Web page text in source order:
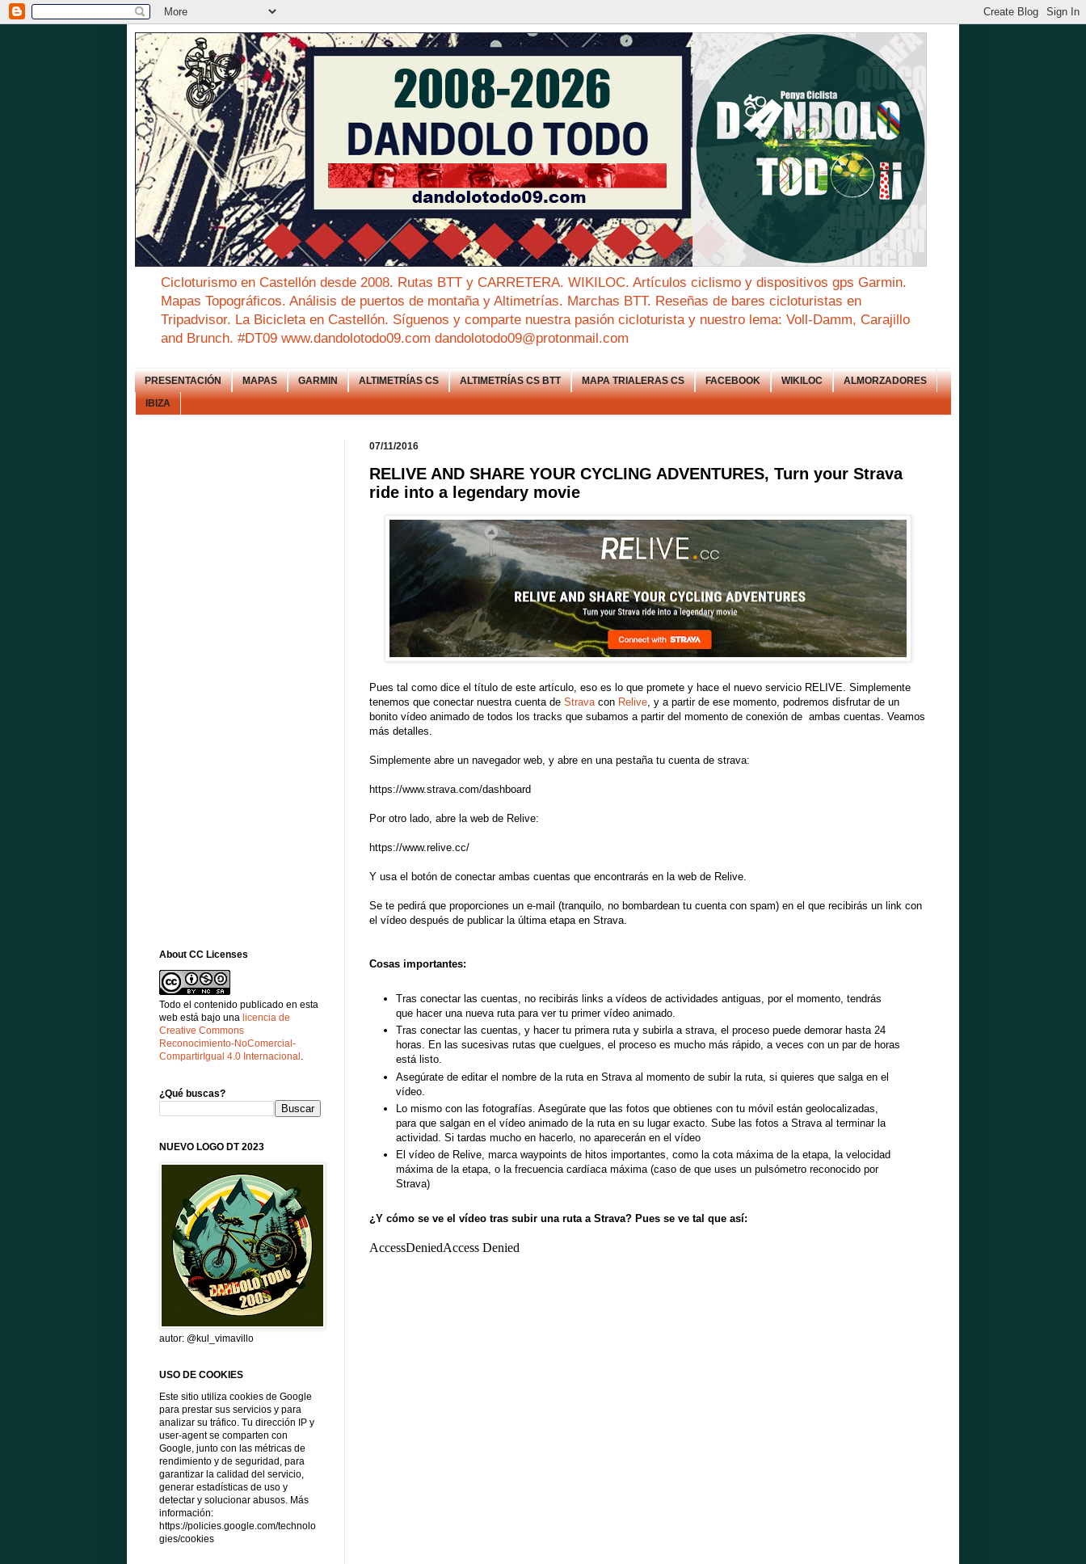
Cicloturismo en Castellón desde 2008. Rutas BTT y CARRETERA. WIKILOC. Artículos ciclismo y dispositivos gps Garmin.
Mapas Topográficos. Análisis de puertos de montaña y Altimetrías. Marchas BTT. Reseñas de bares cicloturistas en
Tripadvisor. La Bicicleta en Castellón. Síguenos y comparte nuestra pasión cicloturista y nuestro lema: Voll-Damm, Carajillo
and Brunch. #DT09 www.dandolotodo09.com dandolotodo09@protonmail.com
PRESENTACIÓN MAPAS GARMIN ALTIMETRÍAS CS ALTIMETRÍAS CS BTT MAPA TRIALERAS CS FACEBOOK WIKILOC ALMORZADORES
IBIZA
07/11/2016
RELIVE AND SHARE YOUR CYCLING ADVENTURES, Turn your Strava
ride into a legendary movie
Pues tal como dice el título de este artículo, eso es lo que promete y hace el nuevo servicio RELIVE. Simplemente
tenemos que conectar nuestra cuenta de Strava con Relive, y a partir de ese momento, podremos disfrutar de un
bonito vídeo animado de todos los tracks que subamos a partir del momento de conexión de ambas cuentas. Veamos
más detalles.
Simplemente abre un navegador web, y abre en una pestaña tu cuenta de strava:
https://www.strava.com/dashboard
Por otro lado, abre la web de Relive:
https://www.relive.cc/
Y usa el botón de conectar ambas cuentas que encontrarás en la web de Relive.
Se te pedirá que proporciones un e-mail (tranquilo, no bombardean tu cuenta con spam) en el que recibirás un link con
el vídeo después de publicar la última etapa en Strava.
Cosas importantes:
Tras conectar las cuentas, no recibirás links a vídeos de actividades antiguas, por el momento, tendrás
que hacer una nueva ruta para ver tu primer vídeo animado.
Tras conectar las cuentas, y hacer tu primera ruta y subirla a strava, el proceso puede demorar hasta 24
horas. En las sucesivas rutas que cuelgues, el proceso es mucho más rápido, a veces con un par de horas
está listo.
Asegúrate de editar el nombre de la ruta en Strava al momento de subir la ruta, si quieres que salga en el
vídeo.
Lo mismo con las fotografías. Asegúrate que las fotos que obtienes con tu móvil están geolocalizadas,
para que salgan en el vídeo animado de la ruta en su lugar exacto. Sube las fotos a Strava al terminar la
actividad. Si tardas mucho en hacerlo, no aparecerán en el vídeo
El vídeo de Relive, marca waypoints de hitos importantes, como la cota máxima de la etapa, la velocidad
máxima de la etapa, o la frecuencia cardíaca máxima (caso de que uses un pulsómetro reconocido por
Strava)
¿Y cómo se ve el vídeo tras subir una ruta a Strava? Pues se ve tal que así:
About CC Licenses
Todo el contenido publicado en esta
web está bajo una licencia de
Creative Commons
Reconocimiento-NoComercial-
CompartirIgual 4.0 Internacional .
¿Qué buscas?
NUEVO LOGO DT 2023
autor: @kul_vimavillo
USO DE COOKIES
Este sitio utiliza cookies de Google
para prestar sus servicios y para
analizar su tráfico. Tu dirección IP y
user-agent se comparten con
Google, junto con las métricas de
rendimiento y de seguridad, para
garantizar la calidad del servicio,
generar estadísticas de uso y
detectar y solucionar abusos. Más
información:
https://policies.google.com/technolo
gies/cookies